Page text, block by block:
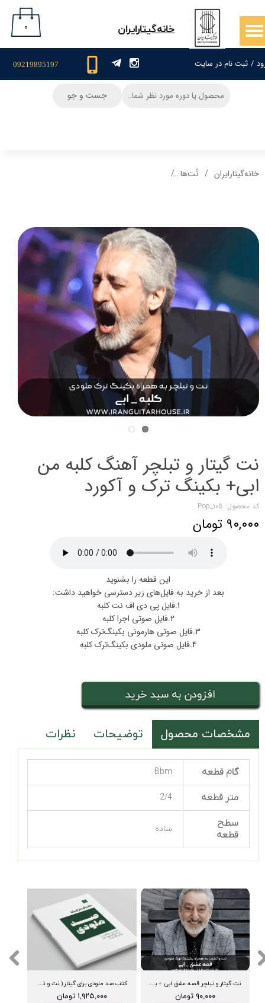
/ ثبت نام در سایت
حساب کاربری من
سفارشات
09219895197
​خانه‌گیتار‌ایران ۰
جست و جو
خانه‌گیتار‌ایران نُت‌ها
نت گیتار و تبلچر آهنگ کلبه من
ابی+ بکینگ ترک و آکورد
کد محصول: Pop_105
۹۰,۰۰۰ تومان
این قطعه را بشنوید
بعد از خرید به فایل‌های زیر دسترسی خواهید داشت:
1.فایل پی دی اف نت کلبه
2.فایل صوتی اجرا کلبه
3.فایل صوتی هارمونی بکینگ‌ترک کلبه
4.فایل صوتی ملودی بکینگ‌ترک کلبه
افزودن به سبد خرید
مشخصات محصول توضیحات نظرات
گام قطعه Bbm
متر قطعه 2/4
سطح
قطعه
ساده
کتاب صد ملودی برای گیتار ( نت و تبلچر، آکورد، ویدیوی اجرا و بکینگ ترک)
۱,۹۲۵,۰۰۰ تومان
نت گیتار و تبلچر قصه عشق ابی + بکینگ ترک و آکورد
۹۰,۰۰۰ تومان